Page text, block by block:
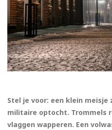
Stel je voor: een klein
militaire optocht. Trommels
vlaggen wapperen. Een